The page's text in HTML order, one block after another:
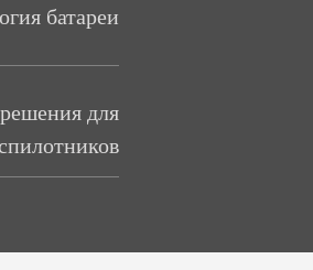
батареи
для